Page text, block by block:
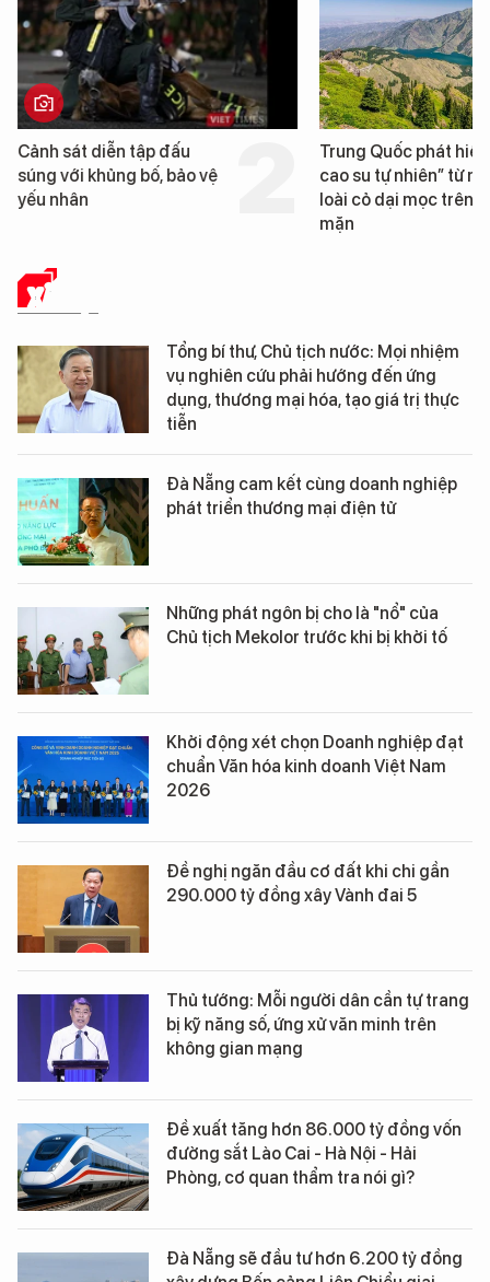
Trung Quốc phát hiện “mỏ
cao su tự nhiên” từ một
loài cỏ dại mọc trên đất
Loạt dự án bất
Đà Nẵng sắp bị
XÃ HỘI
Tổng bí thư, Chủ tịch nước: Mọi nhiệm
vụ nghiên cứu phải hướng đến ứng
dụng, thương mại hóa, tạo giá trị thực
tiễn
Đà Nẵng cam kết cùng doanh nghiệp
phát triển thương mại điện tử
Những phát ngôn bị cho là "nổ" của
Chủ tịch Mekolor trước khi bị khởi tố
Khởi động xét chọn Doanh nghiệp đạt
chuẩn Văn hóa kinh doanh Việt Nam
2026
Đề nghị ngăn đầu cơ đất khi chi gần
290.000 tỷ đồng xây Vành đai 5
Thủ tướng: Mỗi người dân cần tự trang
bị kỹ năng số, ứng xử văn minh trên
không gian mạng
Đề xuất tăng hơn 86.000 tỷ đồng vốn
đường sắt Lào Cai - Hà Nội - Hải
Phòng, cơ quan thẩm tra nói gì?
Đà Nẵng sẽ đầu tư hơn 6.200 tỷ đồng